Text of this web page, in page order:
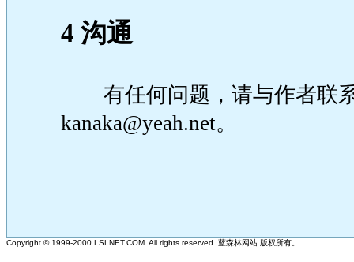
4 沟通
有任何问题，请与作者联
kanaka@yeah.net。
Copyright © 1999-2000 LSLNET.COM. All rights reserved. 蓝森林网站 版权所有。